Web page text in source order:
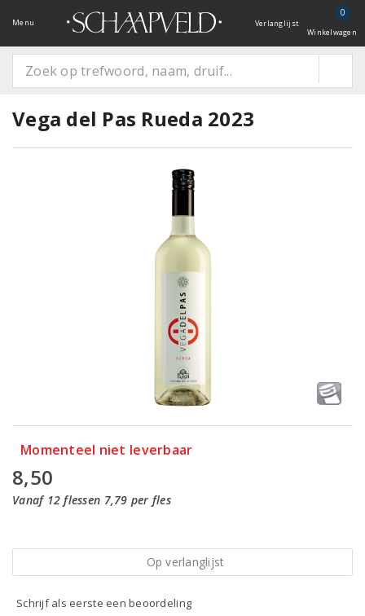
Menu Verlanglijst
0
Winkelwagen
Vega del Pas Rueda 2023
Momenteel niet leverbaar
8,50
Vanaf 12 flessen 7,79 per fles
Op verlanglijst
Schrijf als eerste een beoordeling